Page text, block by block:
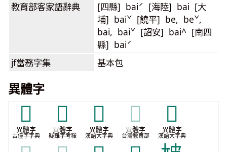
教育部客家語辭典
[四縣] baiˊ [海陸] bai [大
埔] baiˇ [饒平] be, beˇ,
bai, baiˇ [詔安] bai^ [南四
縣] baiˊ
jf當務字集 基本包
異體字
𠶊
異體字
古僮字字典
𣥣
異體字
疑難字考釋
𤿑
異體字
漢語大字典
𤿑
異體字
台灣教育部
𨈵
異體字
漢語大字典